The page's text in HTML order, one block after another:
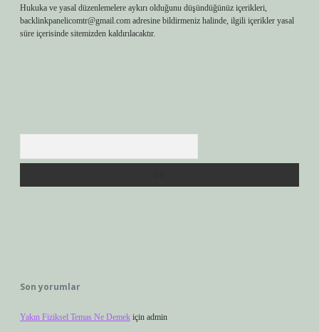
Hukuka ve yasal düzenlemelere aykırı olduğunu düşündüğünüz içerikleri,
backlinkpanelicomtr@gmail.com adresine bildirmeniz halinde, ilgili içerikler yasal
süre içerisinde sitemizden kaldırılacaktır.
Son yorumlar
Yakın Fiziksel Temas Ne Demek için admin